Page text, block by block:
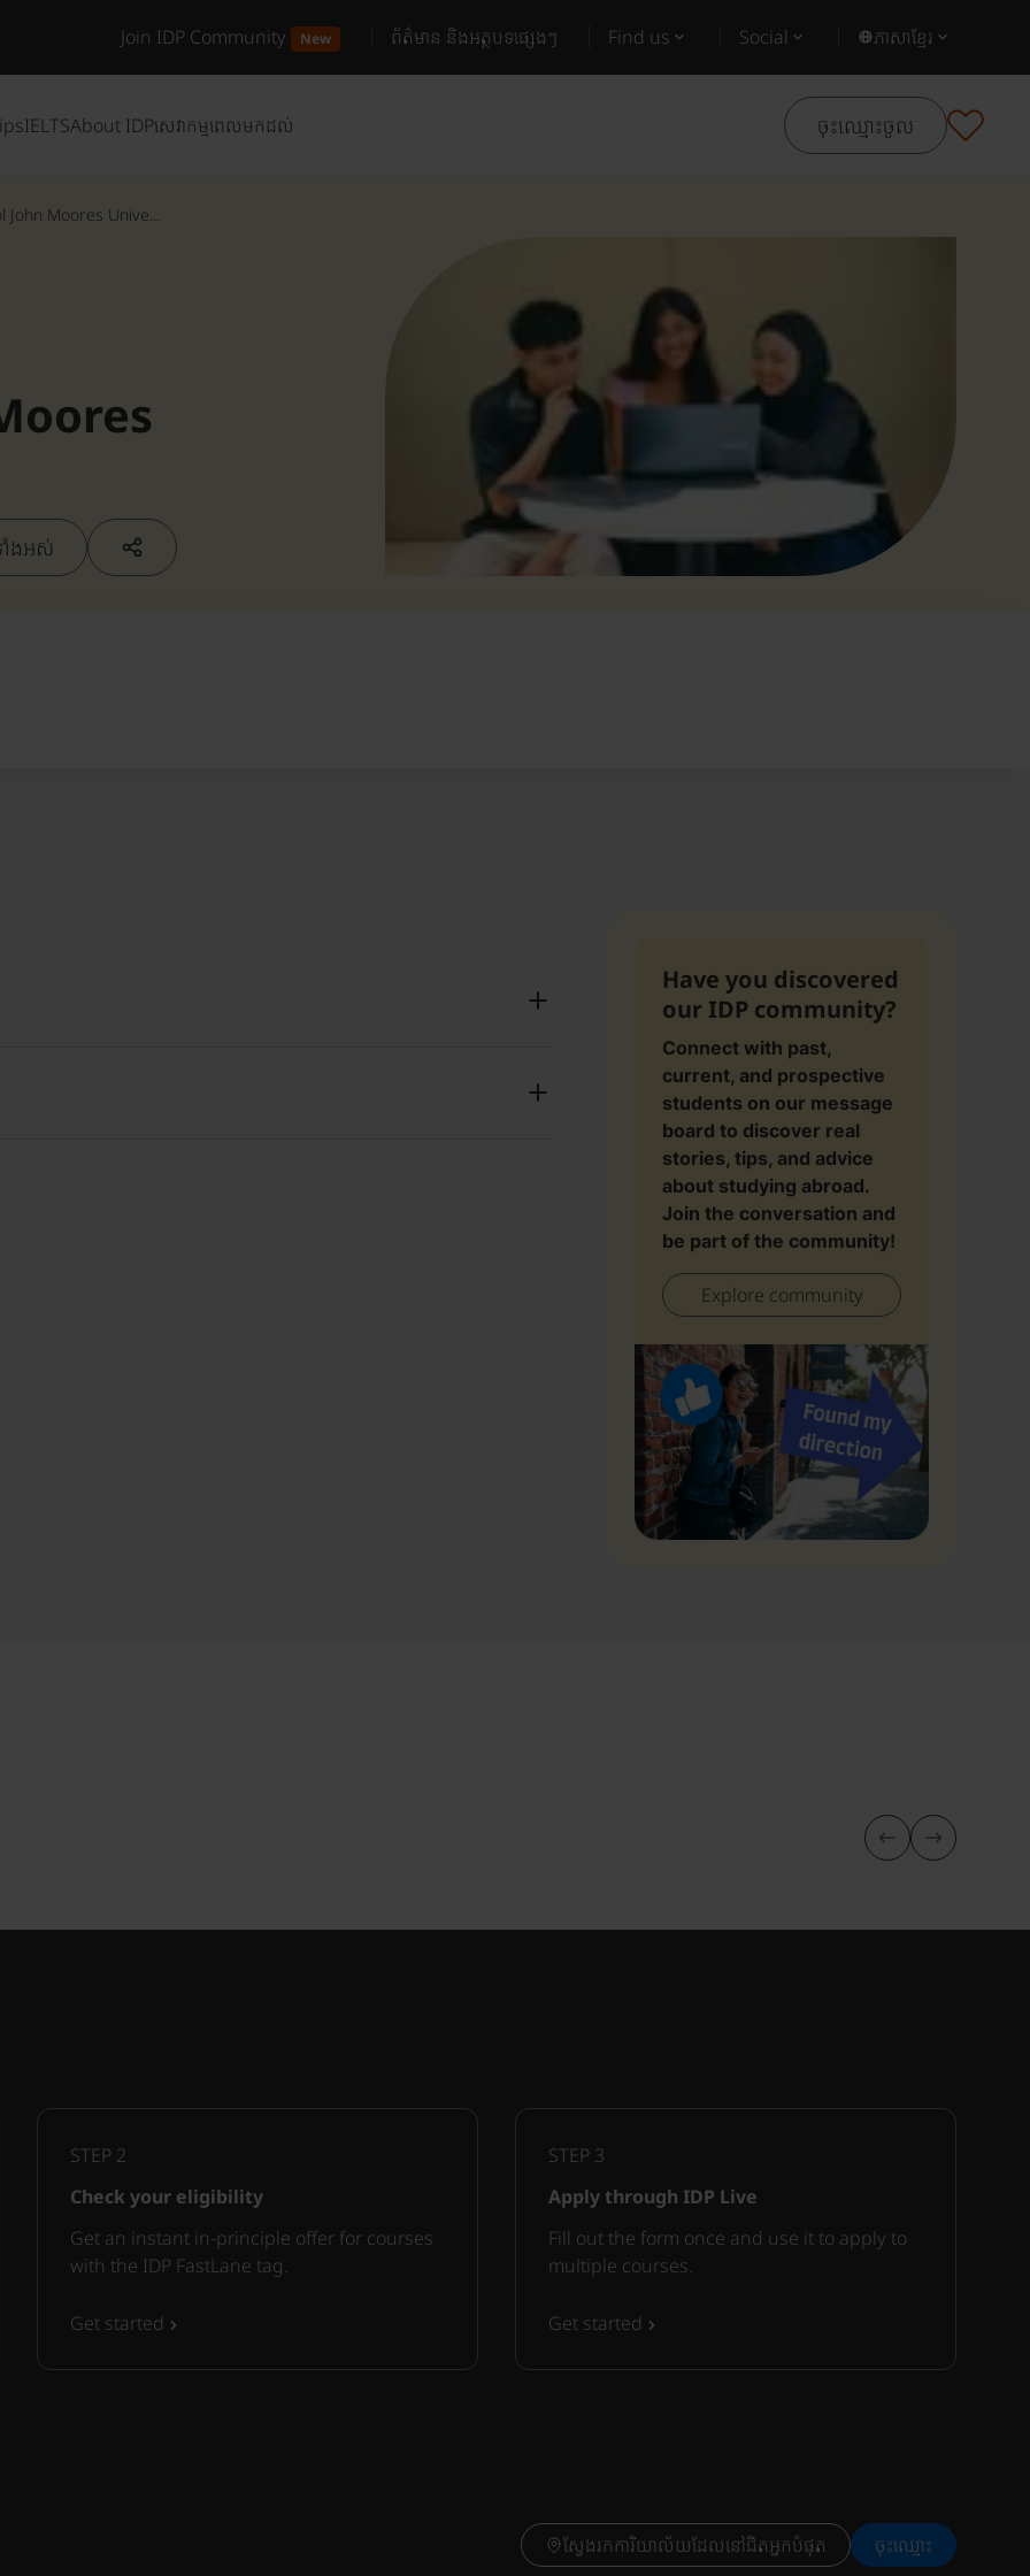
Join IDP Community New ព័ត៌មាន និងអត្ថបទផ្សេងៗ Find us Social ភាសាខ្មែរ
IELTSAbout IDPសេវាកម្មពេលមកដល់ ចុះឈ្មោះចូល
John Moores Unive...
ាំងអស់
Have you discovered
our IDP community?
Connect with past,
current, and prospective
students on our message
board to discover real
stories, tips, and advice
about studying abroad.
Join the conversation and
be part of the community!
Explore community
STEP 2
Check your eligibility
Get an instant in-principle offer for courses
with the IDP FastLane tag.
Get started
STEP 3
Apply through IDP Live
Fill out the form once and use it to apply to
multiple courses.
Get started
ស្វែងរកការិយាល័យដែលនៅជិតអ្នកបំផុត ចុះ​ឈ្មោះ